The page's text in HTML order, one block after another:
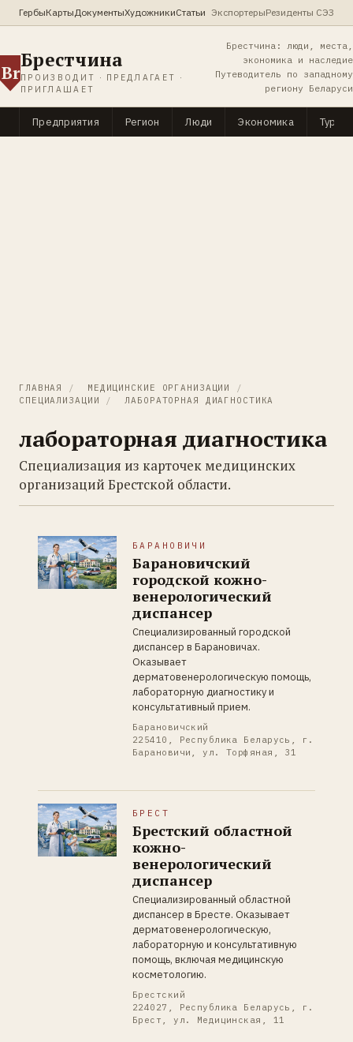
ГербыКартыДокументыХудожникиСтатьи ЭкспортерыРезиденты СЭЗ
Br
Брестчина
ПРОИЗВОДИТ · ПРЕДЛАГАЕТ ·
ПРИГЛАШАЕТ
Брестчина: люди, места,
экономика и наследие
Путеводитель по западному
региону Беларуси
Предприятия Регион Люди Экономика
ГЛАВНАЯ / МЕДИЦИНСКИЕ ОРГАНИЗАЦИИ
/
СПЕЦИАЛИЗАЦИИ
/ ЛАБОРАТОРНАЯ ДИАГНОСТИКА
лабораторная диагностика
Специализация из карточек медицинских
организаций Брестской области.
БАРАНОВИЧИ
Барановичский
городской кожно-
венерологический
диспансер
Специализированный городской
диспансер в Барановичах.
Оказывает
дерматовенерологическую помощь,
лабораторную диагностику и
консультативный прием.
Барановичский
225410, Республика Беларусь, г.
Барановичи, ул. Торфяная, 31
БРЕСТ
Брестский областной
кожно-
венерологический
диспансер
Специализированный областной
диспансер в Бресте. Оказывает
дерматовенерологическую,
лабораторную и консультативную
помощь, включая медицинскую
косметологию.
Брестский
224027, Республика Беларусь, г.
Брест, ул. Медицинская, 11